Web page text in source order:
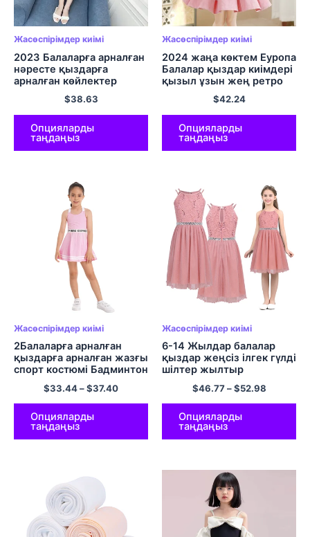
Жасөспірімдер киімі
2023 Балаларға арналған
нәресте қыздарға
арналған көйлектер
Тюльді киімдер торлы
көбелектер иығынан тыс
сүйкімді балалар қысқа 3
4 5 6 7 8 9 10 11 12
жылдар
$38.63
Опцияларды
таңдаңыз
Жасөспірімдер киімі
2024 жаңа көктем Еуропа
Балалар қыздар киімдері
қызыл ұзын жең ретро
меруерт ханшайым
көйлектер жасөспірім
шілтер плейш 6 8 9 10 11
12 жыл
$42.24
Опцияларды
таңдаңыз
Жасөспірімдер киімі
2Балаларға арналған
қыздарға арналған жазғы
спорт костюмі Бадминтон
теннисіне арналған
күнделікті жеңсіз
әріптермен басып
шығарылатын көйлек
Жаттығу залында
жүгіруге арналған шорт
$33.44–$37.40
Опцияларды
таңдаңыз
Жасөспірімдер киімі
6-14 Жылдар балалар
қыздар жеңсіз ілгек гүлді
шілтер жылтыр
ханшайым тюль көйлек
Туған күн кешіне
арналған жазғы кешке
арналған киім
$46.77–$52.98
Опцияларды
таңдаңыз